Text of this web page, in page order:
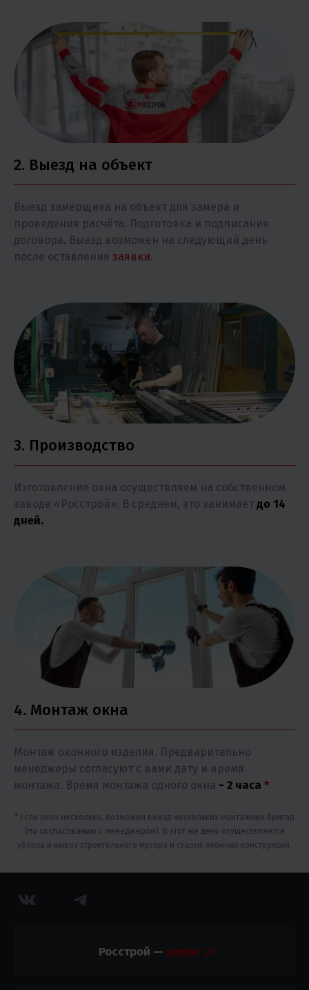
2. Выезд на объект
Выезд замерщика на объект для замера и
проведения расчёта. Подготовка и подписание
договора. Выезд возможен на следующий день
после оставления заявки.
3. Производство
Изготовление окна осуществляем на собственном
заводе «Росстрой». В среднем, это занимает до 14
дней.
4. Монтаж окна
Монтаж оконного изделия. Предварительно
менеджеры согласуют с вами дату и время
монтажа. Время монтажа одного окна ~ 2 часа *
* Если окон несколько, возможен выезд нескольких монтажных бригад
(по соспасованию с менеджером). В этот же день осуществляется
уборка и вывоз строительного мусора и старых оконных конструкций.
Росстрой —